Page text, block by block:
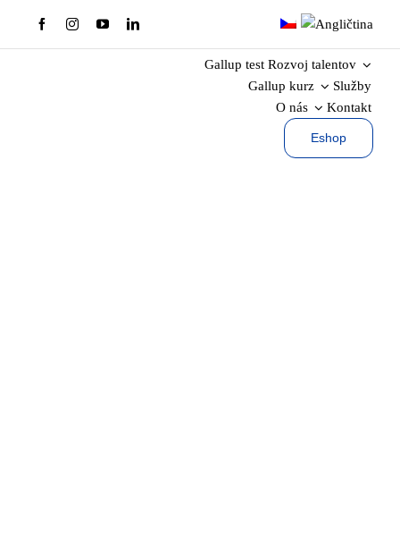
Gallup test Rozvoj talentov
Gallup kurz
Služby
O nás
Kontakt
Eshop